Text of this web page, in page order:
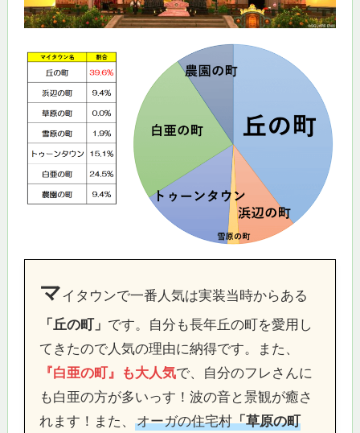
マイタウンで一番人気は実装当時からある
「丘の町」 です。自分も長年丘の町を愛用し
てきたので人気の理由に納得です。また、
『白亜の町』も大人気で、自分のフレさんに
も白亜の方が多いっす！波の音と景観が癒さ
れます！また、 オーガの住宅村「草原の町